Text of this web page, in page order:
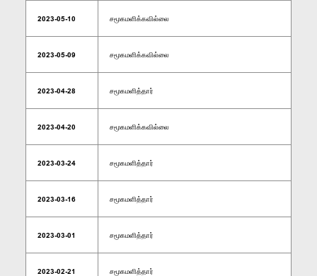
2023-05-10 சமூகமளிக்கவில்லை
2023-05-09 சமூகமளிக்கவில்லை
2023-04-28 சமூகமளித்தார்
2023-04-20 சமூகமளிக்கவில்லை
2023-03-24 சமூகமளித்தார்
2023-03-16 சமூகமளித்தார்
2023-03-01 சமூகமளித்தார்
2023-02-21 சமூகமளித்தார்